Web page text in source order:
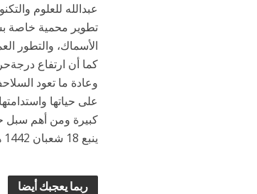
تطوير محمية خاصة
الأسماك، والتطور
كما أن ارتفاع
وعادة ما تعود
على حياتها
كبيرة ومن أهم سبل
ينبع 18 شعبان 1442 هـ الموافق 31 مارس 2021 م واس
ربما يعجبك أيضا